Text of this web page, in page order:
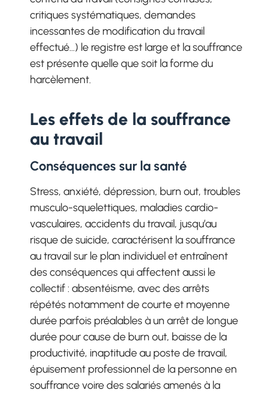
critiques systématiques, demandes
incessantes de modification du travail
effectué…) le registre est large et la souffrance
est présente quelle que soit la forme du
harcèlement.
Les effets de la souffrance
au travail
Conséquences sur la santé
Stress, anxiété, dépression, burn out, troubles
musculo-squelettiques, maladies cardio-
vasculaires, accidents du travail, jusqu’au
risque de suicide, caractérisent la souffrance
au travail sur le plan individuel et entraînent
des conséquences qui affectent aussi le
collectif : absentéisme, avec des arrêts
répétés notamment de courte et moyenne
durée parfois préalables à un arrêt de longue
durée pour cause de burn out, baisse de la
productivité, inaptitude au poste de travail,
épuisement professionnel de la personne en
souffrance voire des salariés amenés à la